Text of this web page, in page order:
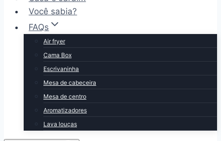
Você sabia?
FAQs
Air fryer
Cama Box
Escrivaninha
Mesa de cabeceira
Mesa de centro
Aromatizadores
Lava louças